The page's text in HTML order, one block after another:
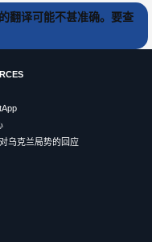
翻译可能不甚准确。要查
乌克兰局势的回应